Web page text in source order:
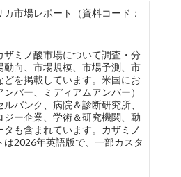
カ市場レポート（資料コード：
ザミノ酸市場について調査・分
動向、市場規模、市場予測、市
を掲載しています。米国にお
バー、ミディアムアンバー）
バンク、病院＆診断研究所、
ー企業、学術＆研究機関、動
も含まれています。カザミノ
2026年英語版で、一部カスタ